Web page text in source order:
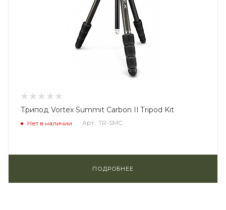
Трипод Vortex Summit Carbon II Tripod Kit
Нет в наличии Арт.: TR-SMC
ПОДРОБНЕЕ